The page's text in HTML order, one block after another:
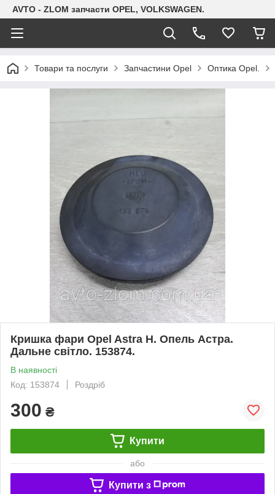
AVTO - ZLOM запчасти OPEL, VOLKSWAGEN.
Товари та послуги Запчастини Opel Оптика Opel.
Кришка фари Opel Astra H. Опель Астра.
Дальне світло. 153874.
В наявності
Код: 153874
Роздріб
300 ₴
Купити
або
Купити з